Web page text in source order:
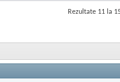
Rezultate 11 la